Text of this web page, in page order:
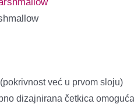
već u prvom sloju)
dizajnirana četkica